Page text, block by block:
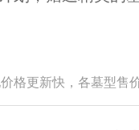
格更新快，各墓型售